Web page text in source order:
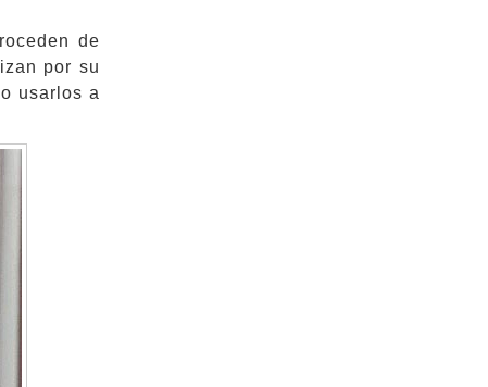
de
por su
usarlos a